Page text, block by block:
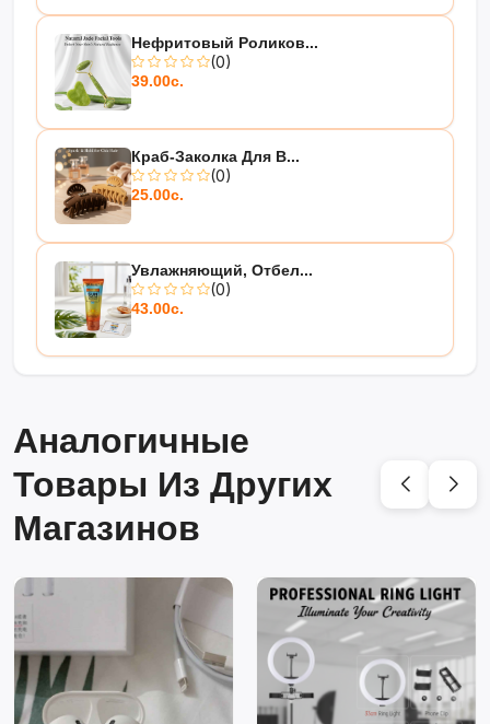
Нефритовый Роликов...
(0)
39.00с.
Краб-Заколка Для В...
(0)
25.00с.
Увлажняющий, Отбел...
(0)
43.00с.
Аналогичные
Товары Из Других
Магазинов